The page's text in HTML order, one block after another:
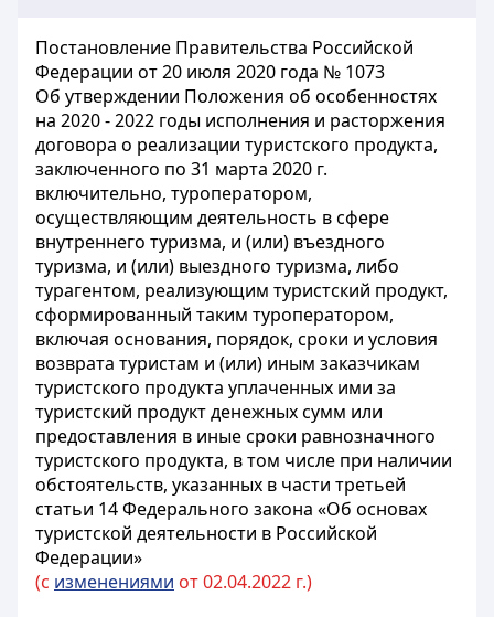
Постановление Правительства Российской
Федерации от 20 июля 2020 года № 1073
Об утверждении Положения об особенностях
на 2020 - 2022 годы исполнения и расторжения
договора о реализации туристского продукта,
заключенного по 31 марта 2020 г.
включительно, туроператором,
осуществляющим деятельность в сфере
внутреннего туризма, и (или) въездного
туризма, и (или) выездного туризма, либо
турагентом, реализующим туристский продукт,
сформированный таким туроператором,
включая основания, порядок, сроки и условия
возврата туристам и (или) иным заказчикам
туристского продукта уплаченных ими за
туристский продукт денежных сумм или
предоставления в иные сроки равнозначного
туристского продукта, в том числе при наличии
обстоятельств, указанных в части третьей
статьи 14 Федерального закона «Об основах
туристской деятельности в Российской
Федерации»
(с изменениями от 02.04.2022 г.)